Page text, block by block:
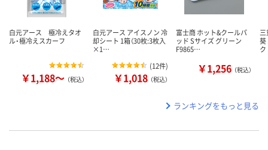
白元アース 極冷えタオ
ル・極冷えスカーフ
￥1,188～ （税込）
白元アース アイスノン 冷
却シート 1箱（30枚:3枚入
×1…
(12件)
￥1,018 （税込）
富士商 ホット&クールパ
ッド Sサイズ グリーン
F9865…
￥1,256 （税込）
葵
ランキングをもっと見る